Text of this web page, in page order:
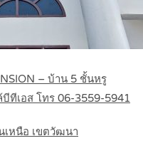
– บ้าน 5 ชั้นหรู
บีทีเอส โทร 06-3559-5941
เหนือ เขตวัฒนา